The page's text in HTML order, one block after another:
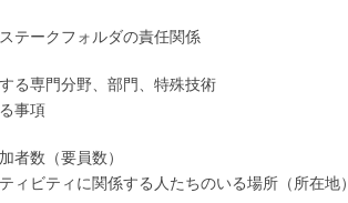
テークフォルダの責任関係
る専門分野、部門、特殊技術
事項
者数（要員数）
ィビティに関係する人たちのいる場所（所在地）